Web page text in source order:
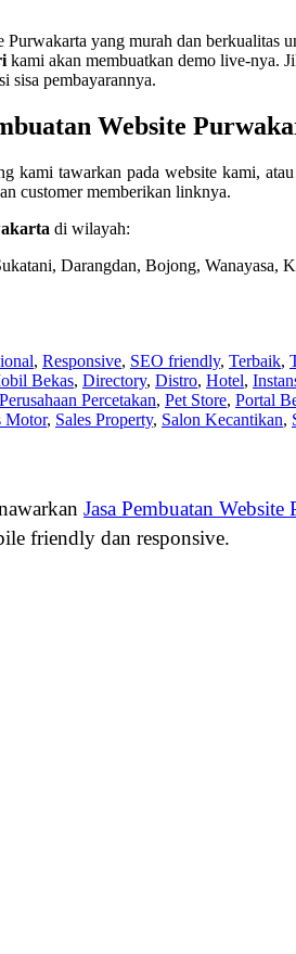
yang murah dan berkualitas
kami akan membuatkan demo live-nya.
sisa pembayarannya.
Website
kami tawarkan pada website kami,
customer memberikan linknya.
di wilayah:
Darangdan, Bojong,
, Responsive, SEO friendly, Terbaik,
Bekas, Directory, Distro, Hotel,
Perusahaan Percetakan, Pet Store, Portal
Motor, Sales Property, Salon Kecantikan,
Jasa Pembuatan Website
friendly dan responsive.